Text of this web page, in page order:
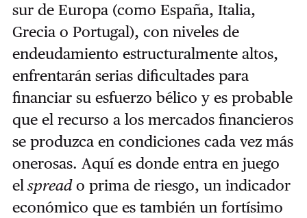
sur de Europa (como España, Italia,
Grecia o Portugal), con niveles de
endeudamiento estructuralmente altos,
enfrentarán serias dificultades para
financiar su esfuerzo bélico y es probable
que el recurso a los mercados financieros
se produzca en condiciones cada vez más
onerosas. Aquí es donde entra en juego
elspreado prima de riesgo, un indicador
económico que es también un fortísimo